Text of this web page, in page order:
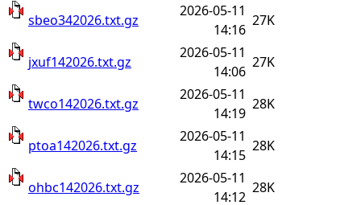
sbeo342026.txt.gz
2026-05-11
14:16
27K
jxuf142026.txt.gz
2026-05-11
14:06
27K
twco142026.txt.gz
2026-05-11
14:19
28K
ptoa142026.txt.gz
2026-05-11
14:15
28K
ohbc142026.txt.gz
2026-05-11
14:12
28K